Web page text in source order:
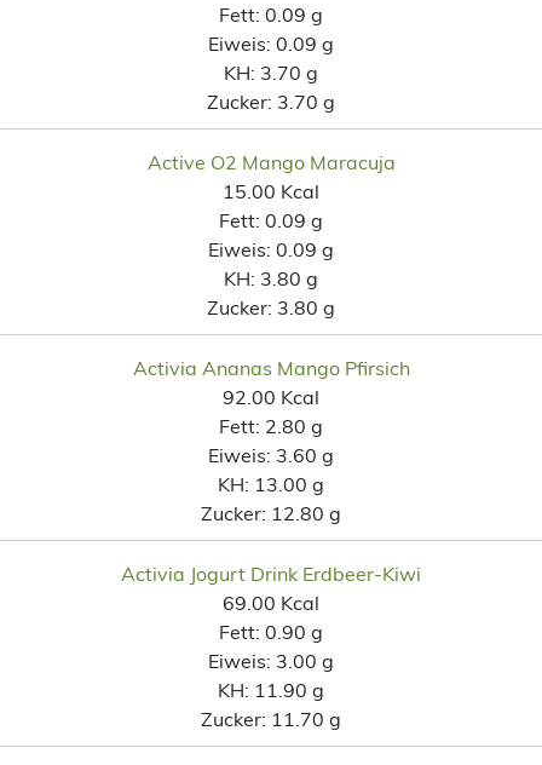
Fett: 0.09 g
Eiweis: 0.09 g
KH: 3.70 g
Zucker: 3.70 g
Active O2 Mango Maracuja
15.00 Kcal
Fett: 0.09 g
Eiweis: 0.09 g
KH: 3.80 g
Zucker: 3.80 g
Activia Ananas Mango Pfirsich
92.00 Kcal
Fett: 2.80 g
Eiweis: 3.60 g
KH: 13.00 g
Zucker: 12.80 g
Activia Jogurt Drink Erdbeer-Kiwi
69.00 Kcal
Fett: 0.90 g
Eiweis: 3.00 g
KH: 11.90 g
Zucker: 11.70 g